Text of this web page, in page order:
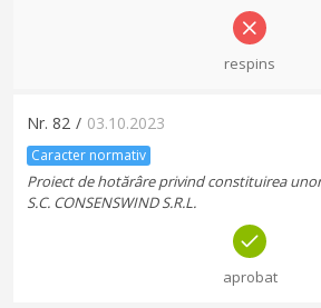
respins
Nr. 82 / 03.10.2023
Caracter normativ
Proiect de hotărâre privind constituirea
S.C. CONSENSWIND S.R.L.
aprobat